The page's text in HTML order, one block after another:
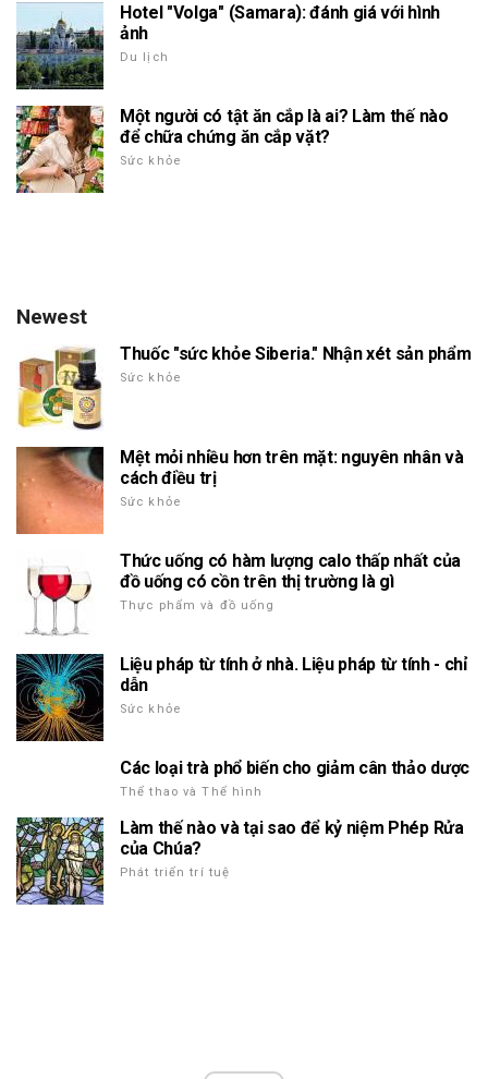
Hotel "Volga" (Samara): đánh giá với hình
ảnh
Du lịch
Một người có tật ăn cắp là ai? Làm thế nào
để chữa chứng ăn cắp vặt?
Sức khỏe
Newest
Thuốc "sức khỏe Siberia." Nhận xét sản phẩm
Sức khỏe
Mệt mỏi nhiều hơn trên mặt: nguyên nhân và
cách điều trị
Sức khỏe
Thức uống có hàm lượng calo thấp nhất của
đồ uống có cồn trên thị trường là gì
Thực phẩm và đồ uống
Liệu pháp từ tính ở nhà. Liệu pháp từ tính - chỉ
dẫn
Sức khỏe
Các loại trà phổ biến cho giảm cân thảo dược
Thể thao và Thể hình
Làm thế nào và tại sao để kỷ niệm Phép Rửa
của Chúa?
Phát triển trí tuệ